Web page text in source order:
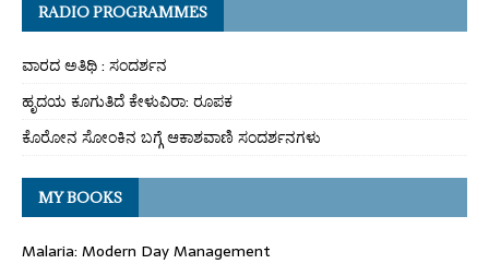
RADIO PROGRAMMES
ವಾರದ ಅತಿಥಿ : ಸಂದರ್ಶನ
ಹೃದಯ ಕೂಗುತಿದೆ ಕೇಳುವಿರಾ: ರೂಪಕ
ಕೊರೋನ ಸೋಂಕಿನ ಬಗ್ಗೆ ಆಕಾಶವಾಣಿ ಸಂದರ್ಶನಗಳು
MY BOOKS
Malaria: Modern Day Management